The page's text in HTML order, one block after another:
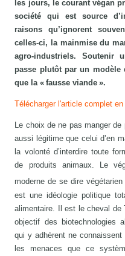
les jours, le courant végan
société qui est source
raisons qu’ignorent
celles-ci, la mainmise du
agro-industriels. Soutenir
passe plutôt par un modèle
que la « fausse viande ».
Télécharger l'article complet
Le choix de ne pas manger
aussi légitime que celui d’en
la volonté d’interdire toute
de produits animaux. Le
moderne de se dire
est une idéologie politique
alimentaire. Il est le cheval de
objectif des biotechnologies
qui y adhèrent ne
les menaces que ce